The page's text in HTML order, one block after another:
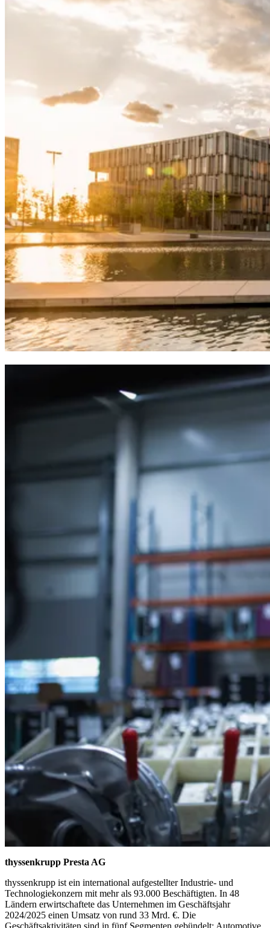
thyssenkrupp Presta AG
thyssenkrupp ist ein international aufgestellter Industrie- und
Technologiekonzern mit mehr als 93.000 Beschäftigten. In 48
Ländern erwirtschaftete das Unternehmen im Geschäftsjahr
2024/2025 einen Umsatz von rund 33 Mrd. €. Die